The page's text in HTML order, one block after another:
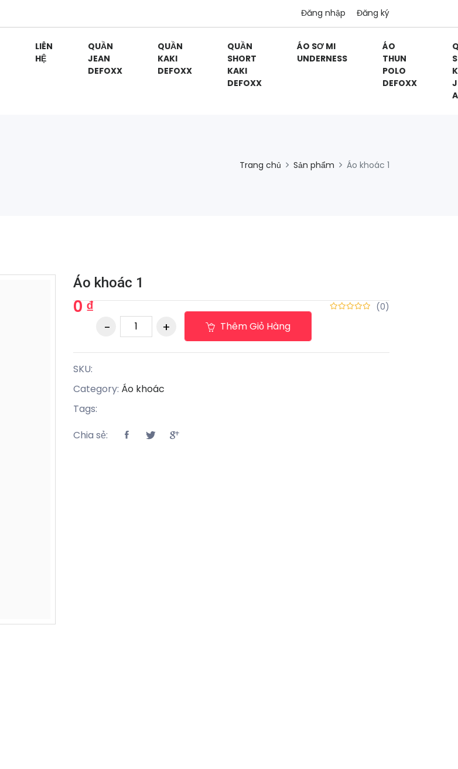
Đăng nhập Đăng ký
LIÊN
HỆ
QUẦN
JEAN
DEFOXX
QUẦN
KAKI
DEFOXX
QUẦN
SHORT
KAKI
DEFOXX
ÁO SƠ MI
UNDERNESS
ÁO
THUN
POLO
DEFOXX
Trang chủ Sản phẩm Áo khoác 1
Áo khoác 1
(0)
0 ₫
Thêm Giỏ Hàng
SKU:
Category: Áo khoác
Tags:
Chia sẻ: